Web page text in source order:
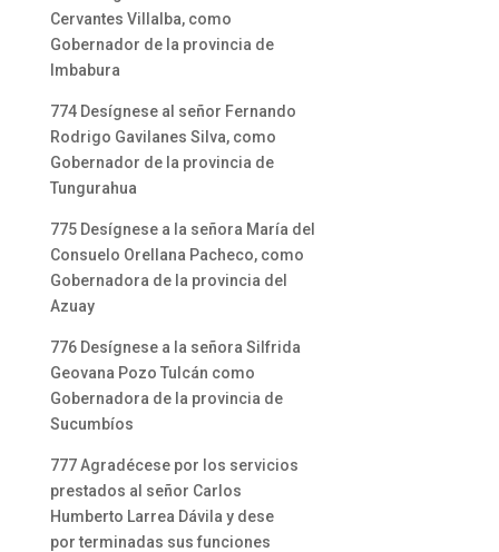
Cervantes Villalba, como
Gobernador de la provincia de
Imbabura
774 Desígnese al señor Fernando
Rodrigo Gavilanes Silva, como
Gobernador de la provincia de
Tungurahua
775 Desígnese a la señora María del
Consuelo Orellana Pacheco, como
Gobernadora de la provincia del
Azuay
776 Desígnese a la señora Silfrida
Geovana Pozo Tulcán como
Gobernadora de la provincia de
Sucumbíos
777 Agradécese por los servicios
prestados al señor Carlos
Humberto Larrea Dávila y dese
por terminadas sus funciones